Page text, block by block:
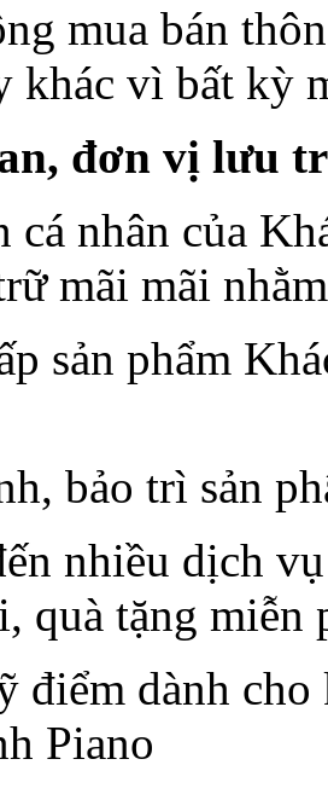
mua bán
khác vì bất kỳ
đơn vị lưu
cá nhân của
mãi mãi
sản phẩm
bảo trì sản
nhiều dịch
quà tặng
điểm dành cho
Piano